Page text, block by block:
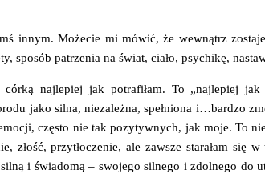
innym. Możecie mi mówić, że wewnątrz
sposób patrzenia na świat, ciało, psychikę,
najlepiej jak potrafiłam. To „najlepiej jak
jako silna, niezależna, spełniona i…bardzo
często nie tak pozytywnych, jak moje. To
złość, przytłoczenie, ale zawsze starałam się
i świadomą – swojego silnego i zdolnego do